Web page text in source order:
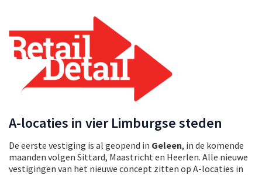
A-locaties in vier Limburgse steden
De eerste vestiging is al geopend in Geleen, in de komende
maanden volgen Sittard, Maastricht en Heerlen. Alle nieuwe
vestigingen van het nieuwe concept zitten op A-locaties in